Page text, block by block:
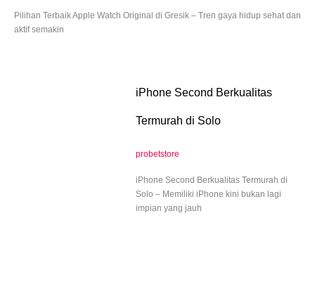
Pilihan Terbaik Apple Watch Original di Gresik – Tren gaya hidup sehat dan
aktif semakin
iPhone Second Berkualitas
Termurah di Solo
probetstore
iPhone Second Berkualitas Termurah di
Solo – Memiliki iPhone kini bukan lagi
impian yang jauh